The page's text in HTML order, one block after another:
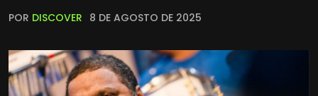
POR DISCOVER 8 DE AGOSTO DE 2025